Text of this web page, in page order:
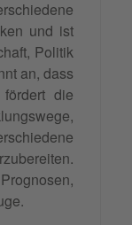
und ist
Politik
an, dass
die